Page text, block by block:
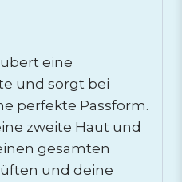
eine
und sorgt bei
perfekte Passform.
zweite Haut und
gesamten
und deine